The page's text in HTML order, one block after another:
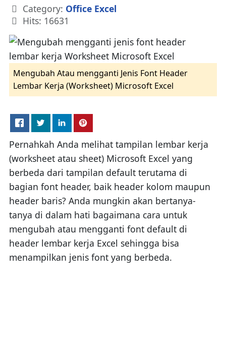
Details
Category: Office Excel
Hits: 16631
Mengubah Atau mengganti Jenis Font Header
Lembar Kerja (Worksheet) Microsoft Excel
Pernahkah Anda melihat tampilan lembar kerja
(worksheet atau sheet) Microsoft Excel yang
berbeda dari tampilan default terutama di
bagian font header, baik header kolom maupun
header baris? Anda mungkin akan bertanya-
tanya di dalam hati bagaimana cara untuk
mengubah atau mengganti font default di
header lembar kerja Excel sehingga bisa
menampilkan jenis font yang berbeda.